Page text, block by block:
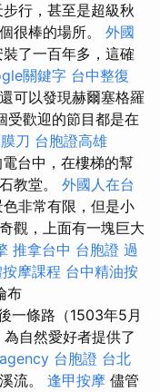
行，甚至是超級秋
很棒的場所。 外國
了一百年多，這確
關鍵字 台中整復
可以發現赫爾塞格羅
受歡迎的節目都是在
刀 台胞證高雄
台中，在樓梯的幫
教堂。 外國人在台
非常有限，但是小
觀，上面有一塊巨大
推拿台中 台胞證 過
摩課程 台中精油按
布
一條路（1503年5月
自然愛好者提供了
台胞證 台北
流。 逢甲按摩 儘管